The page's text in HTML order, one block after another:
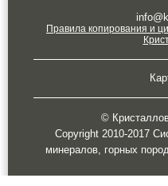
Правила копирования и
©
Copyright 2010-2017
минералов, горных